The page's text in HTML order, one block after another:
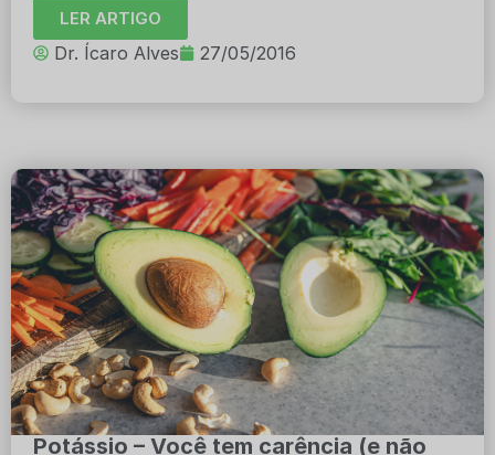
LER ARTIGO
Dr. Ícaro Alves 27/05/2016
Potássio – Você tem carência (e não